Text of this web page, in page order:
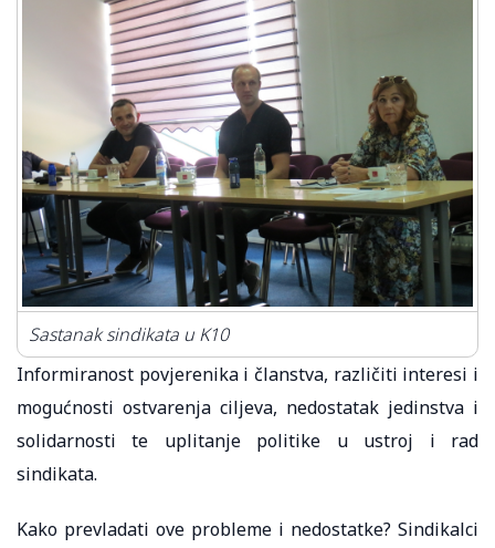
Sastanak sindikata u K10
Informiranost povjerenika i članstva, različiti interesi i
mogućnosti ostvarenja ciljeva, nedostatak jedinstva i
solidarnosti te uplitanje politike u ustroj i rad
sindikata.
Kako prevladati ove probleme i nedostatke? Sindikalci